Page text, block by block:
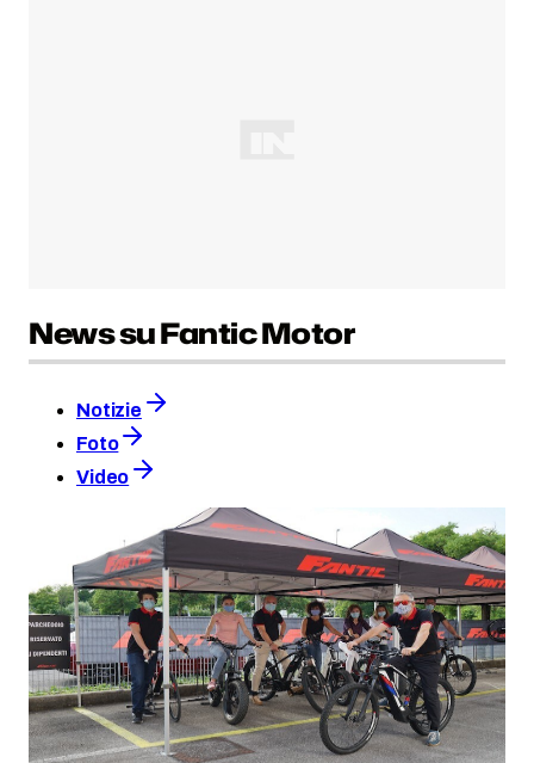
News su Fantic Motor
Notizie
Foto
Video